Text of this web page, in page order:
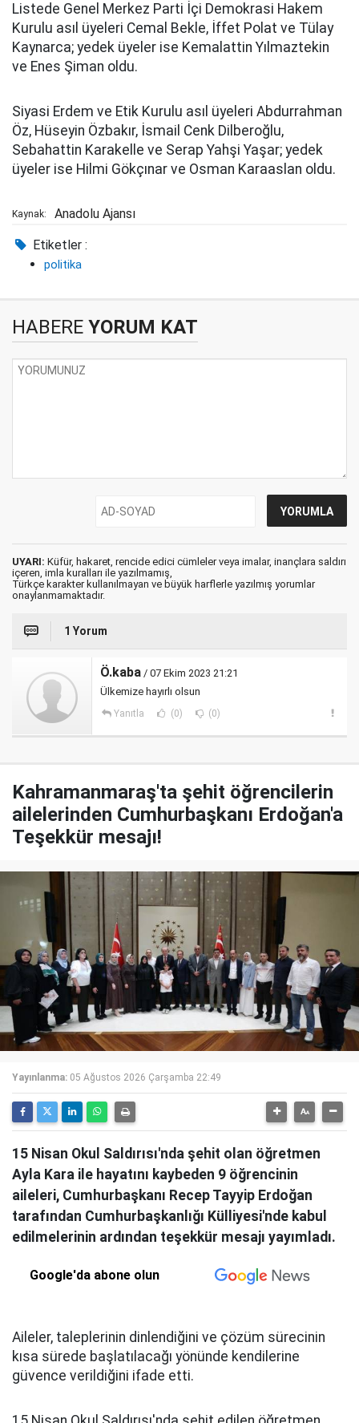
Listede Genel Merkez Parti İçi Demokrasi Hakem
Kurulu asıl üyeleri Cemal Bekle, İffet Polat ve Tülay
Kaynarca; yedek üyeler ise Kemalattin Yılmaztekin
ve Enes Şiman oldu.
Siyasi Erdem ve Etik Kurulu asıl üyeleri Abdurrahman
Öz, Hüseyin Özbakır, İsmail Cenk Dilberoğlu,
Sebahattin Karakelle ve Serap Yahşi Yaşar; yedek
üyeler ise Hilmi Gökçınar ve Osman Karaaslan oldu.
Kaynak: Anadolu Ajansı
Etiketler :
politika
HABERE YORUM KAT
UYARI: Küfür, hakaret, rencide edici cümleler veya imalar, inançlara saldırı
içeren, imla kuralları ile yazılmamış,
Türkçe karakter kullanılmayan ve büyük harflerle yazılmış yorumlar
onaylanmamaktadır.
1 Yorum
Ö.kaba / 07 Ekim 2023 21:21
Ülkemize hayırlı olsun
Yanıtla (0) (0)
Kahramanmaraş'ta şehit öğrencilerin
ailelerinden Cumhurbaşkanı Erdoğan'a
Teşekkür mesajı!
Yayınlanma: 05 Ağustos 2026 Çarşamba 22:49
15 Nisan Okul Saldırısı'nda şehit olan öğretmen
Ayla Kara ile hayatını kaybeden 9 öğrencinin
aileleri, Cumhurbaşkanı Recep Tayyip Erdoğan
tarafından Cumhurbaşkanlığı Külliyesi'nde kabul
edilmelerinin ardından teşekkür mesajı yayımladı.
Google'da abone olun
Aileler, taleplerinin dinlendiğini ve çözüm sürecinin
kısa sürede başlatılacağı yönünde kendilerine
güvence verildiğini ifade etti.